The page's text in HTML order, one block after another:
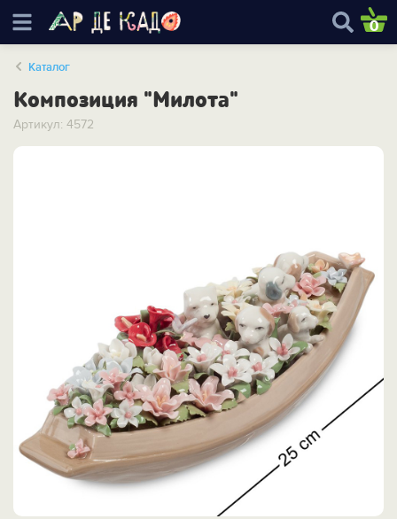
0
Каталог
Композиция "Милота"
Артикул: 4572